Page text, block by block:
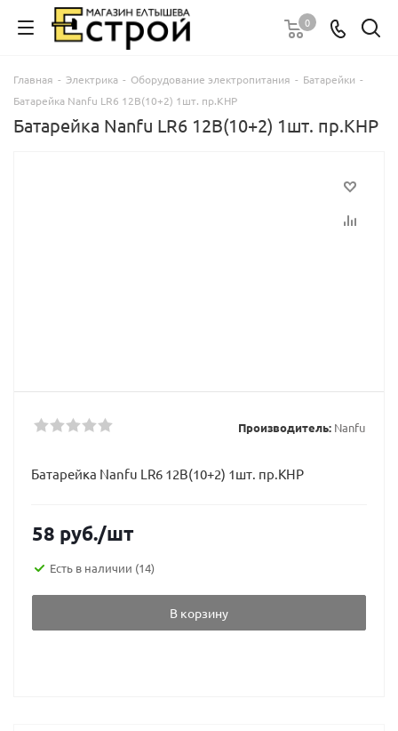
0
Главная - Электрика - Оборудование электропитания - Батарейки -
Батарейка Nanfu LR6 12B(10+2) 1шт. пр.КНР
Батарейка Nanfu LR6 12B(10+2) 1шт. пр.КНР
Производитель: Nanfu
Батарейка Nanfu LR6 12B(10+2) 1шт. пр.КНР
58 руб./шт
Есть в наличии (14)
В корзину